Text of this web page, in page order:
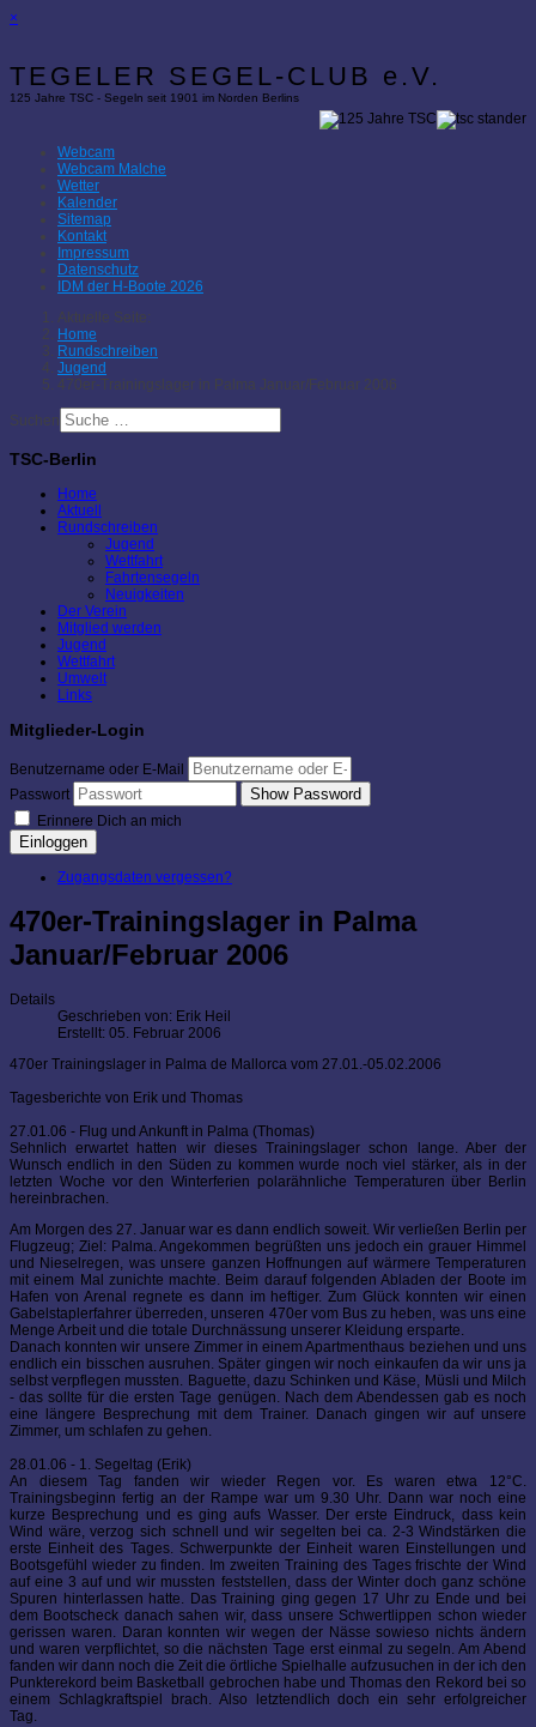
×
TEGELER SEGEL-CLUB e.V.
125 Jahre TSC - Segeln seit 1901 im Norden Berlins
Webcam
Webcam Malche
Wetter
Kalender
Sitemap
Kontakt
Impressum
Datenschutz
IDM der H-Boote 2026
Aktuelle Seite:
Home
Rundschreiben
Jugend
470er-Trainingslager in Palma Januar/Februar 2006
Suchen
TSC-Berlin
Home
Aktuell
Rundschreiben
Jugend
Wettfahrt
Fahrtensegeln
Neuigkeiten
Der Verein
Mitglied werden
Jugend
Wettfahrt
Umwelt
Links
Mitglieder-Login
Benutzername oder E-Mail
Passwort
Show Password
Erinnere Dich an mich
Einloggen
Zugangsdaten vergessen?
470er-Trainingslager in Palma
Januar/Februar 2006
Details
Geschrieben von: Erik Heil
Erstellt: 05. Februar 2006
470er Trainingslager in Palma de Mallorca vom 27.01.-05.02.2006
Tagesberichte von Erik und Thomas
27.01.06 - Flug und Ankunft in Palma (Thomas)
Sehnlich erwartet hatten wir dieses Trainingslager schon lange. Aber der
Wunsch endlich in den Süden zu kommen wurde noch viel stärker, als in der
letzten Woche vor den Winterferien polarähnliche Temperaturen über Berlin
hereinbrachen.
Am Morgen des 27. Januar war es dann endlich soweit. Wir verließen Berlin per
Flugzeug; Ziel: Palma. Angekommen begrüßten uns jedoch ein grauer Himmel
und Nieselregen, was unsere ganzen Hoffnungen auf wärmere Temperaturen
mit einem Mal zunichte machte. Beim darauf folgenden Abladen der Boote im
Hafen von Arenal regnete es dann im heftiger. Zum Glück konnten wir einen
Gabelstaplerfahrer überreden, unseren 470er vom Bus zu heben, was uns eine
Menge Arbeit und die totale Durchnässung unserer Kleidung ersparte.
Danach konnten wir unsere Zimmer in einem Apartmenthaus beziehen und uns
endlich ein bisschen ausruhen. Später gingen wir noch einkaufen da wir uns ja
selbst verpflegen mussten. Baguette, dazu Schinken und Käse, Müsli und Milch
- das sollte für die ersten Tage genügen. Nach dem Abendessen gab es noch
eine längere Besprechung mit dem Trainer. Danach gingen wir auf unsere
Zimmer, um schlafen zu gehen.
28.01.06 - 1. Segeltag (Erik)
An diesem Tag fanden wir wieder Regen vor. Es waren etwa 12°C.
Trainingsbeginn fertig an der Rampe war um 9.30 Uhr. Dann war noch eine
kurze Besprechung und es ging aufs Wasser. Der erste Eindruck, dass kein
Wind wäre, verzog sich schnell und wir segelten bei ca. 2-3 Windstärken die
erste Einheit des Tages. Schwerpunkte der Einheit waren Einstellungen und
Bootsgefühl wieder zu finden. Im zweiten Training des Tages frischte der Wind
auf eine 3 auf und wir mussten feststellen, dass der Winter doch ganz schöne
Spuren hinterlassen hatte. Das Training ging gegen 17 Uhr zu Ende und bei
dem Bootscheck danach sahen wir, dass unsere Schwertlippen schon wieder
gerissen waren. Daran konnten wir wegen der Nässe sowieso nichts ändern
und waren verpflichtet, so die nächsten Tage erst einmal zu segeln. Am Abend
fanden wir dann noch die Zeit die örtliche Spielhalle aufzusuchen in der ich den
Punkterekord beim Basketball gebrochen habe und Thomas den Rekord bei so
einem Schlagkraftspiel brach. Also letztendlich doch ein sehr erfolgreicher
Tag.